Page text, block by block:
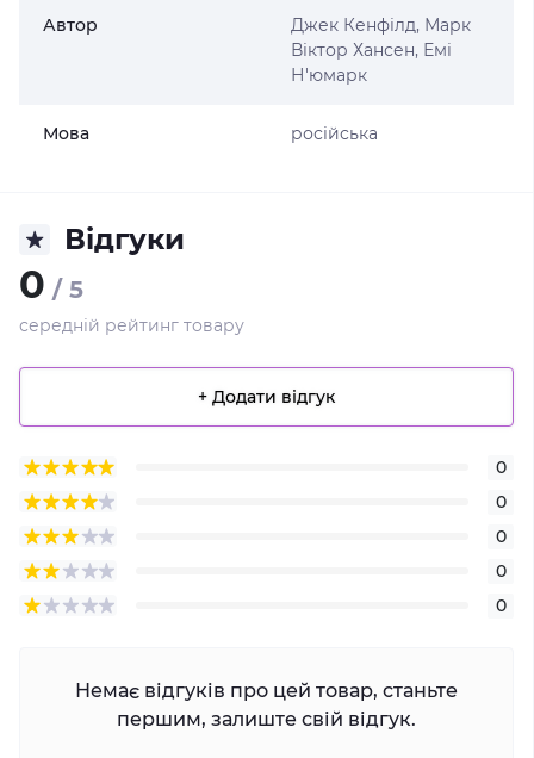
Автор
Джек Кенфілд, Марк
Віктор Хансен, Емі
Н'юмарк
Мова російська
Відгуки
0 / 5
середній рейтинг товару
+ Додати відгук
0
0
0
0
0
Немає відгуків про цей товар, станьте
першим, залиште свій відгук.